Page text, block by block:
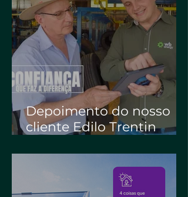
Depoimento do nosso
cliente Edilo Trentin
Recapagens) | WB